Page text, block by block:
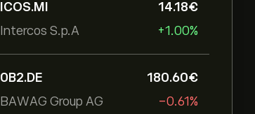
ICOS.MI
Intercos S.p.A
14.18‎€‎
+1.00%
0B2.DE
BAWAG Group AG
180.60‎€‎
-0.61%